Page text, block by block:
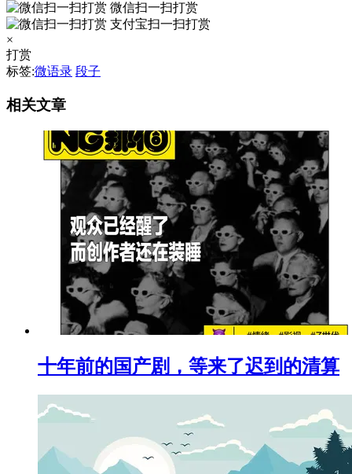
微信扫一扫打赏
支付宝扫一扫打赏
×
打赏
标签:微语录 段子
相关文章
十年前的国产剧，等来了迟到的清算